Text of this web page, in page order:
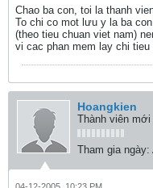
Chao ba con, toi la thanh
To chi co mot lưu y la ba
(theo tieu chuan viet nam)
vi cac phan mem lay chi
Hoangkien
Thành viên mới
Tham gia ngày: